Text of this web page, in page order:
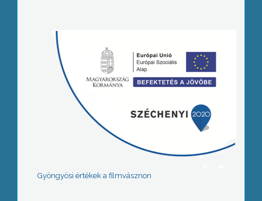
Gyöngyösi értékek a filmvásznon